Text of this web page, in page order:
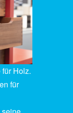
Holz.
für